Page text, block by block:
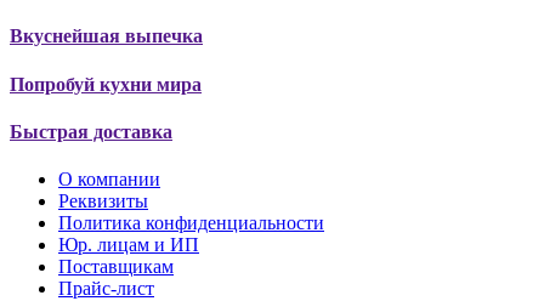
Вкуснейшая выпечка
Попробуй кухни мира
Быстрая доставка
О компании
Реквизиты
Политика конфиденциальности
Юр. лицам и ИП
Поставщикам
Прайс-лист